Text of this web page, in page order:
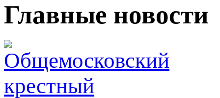
Главные новости